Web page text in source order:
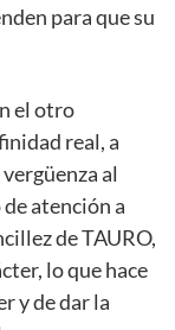
para que su
el otro
real, a
al
atención a
de TAURO,
lo que hace
y de dar la